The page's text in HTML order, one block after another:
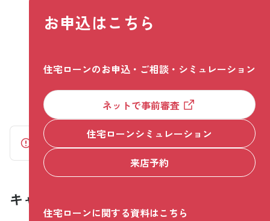
お申込はこちら
住宅ローンのお申込・ご相談・シミュレーション
ネットで事前審査
住宅ローンシミュレーション
来店予約
住宅ローンに関する資料はこちら
ご留意事項
キャンペーン・プラン